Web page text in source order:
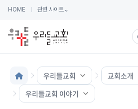
HOME 관련 사이트⌄
우리들교회
교회소개
우리들교회 이야기